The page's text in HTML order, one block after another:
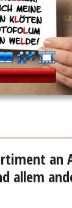
an
allem